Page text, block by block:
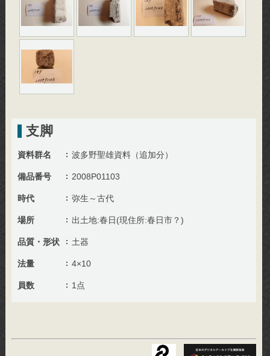
支脚
資料群名 波多野聖雄資料（追加分）
備品番号 2008P01103
時代 弥生～古代
場所 出土地:春日(現住所:春日市？)
品質・形状 土器
法量 4×10
員数 1点